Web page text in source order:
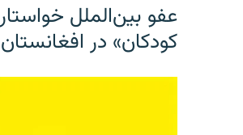
عفو بین‌الملل
کودکان» در